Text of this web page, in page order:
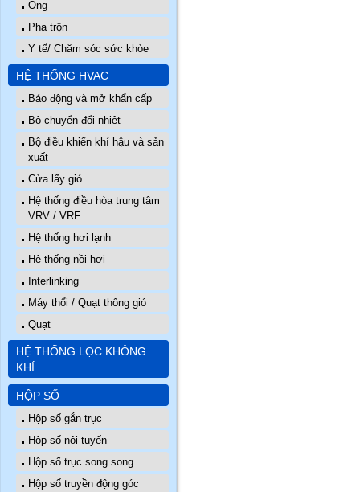
Ống
Pha trộn
Y tế/ Chăm sóc sức khỏe
HỆ THỐNG HVAC
Báo động và mở khẩn cấp
Bộ chuyển đổi nhiệt
Bộ điều khiển khí hậu và sản
xuất
Cửa lấy gió
Hệ thống điều hòa trung tâm
VRV / VRF
Hệ thống hơi lạnh
Hệ thống nồi hơi
Interlinking
Máy thổi / Quạt thông gió
Quạt
HỆ THỐNG LỌC KHÔNG
KHÍ
HỘP SỐ
Hộp số gắn trục
Hộp số nội tuyến
Hộp số trục song song
Hộp số truyền động góc